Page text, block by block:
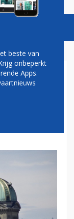
VOOR
beste van
onbeperkt
Apps.